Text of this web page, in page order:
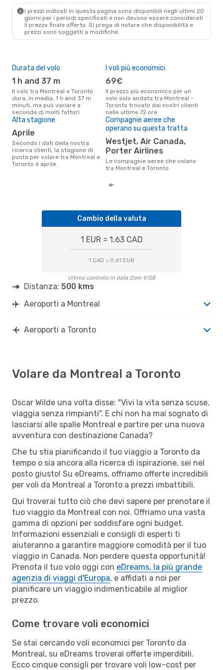
I prezzi indicati in questa pagina sono disponibili negli ultimi 20
giorni per i periodi specificati e non devono essere considerati
il ​​prezzo finale offerto. Si prega di notare che disponibilità e
prezzi sono soggetti a modifiche.
Durata del volo
1 h and 37 m
Il volo tra Montreal e Toronto
dura, in media, 1 h and 37 m
minuti, ma può variare a
seconda di molti fattori
I voli più economici
69€
Il prezzo più economico per un
volo solo andata tra Montreal -
Toronto trovato dai nostri clienti
nelle ultime 72 ore
Alta stagione
aprile
Secondo i dati della nostra
ricerca clienti, la stagione di
punta per volare tra Montreal e
Toronto è aprile .
Compagnie aeree che
operano su questa tratta
Westjet, Air Canada,
Porter Airlines
Le compagnie aeree che volano
tra Montreal e Toronto
Cambio della valuta
1 EUR = 1.63 CAD
1 CAD = 0.61 EUR
Ultimo controllo in data Dom 9/08
Distanza: 500 kms
Aeroporti a Montreal
Aeroporti a Toronto
Volare da Montreal a Toronto
Oscar Wilde una volta disse: "Vivi la vita senza scuse,
viaggia senza rimpianti". E chi non ha mai sognato di
lasciarsi alle spalle Montreal e partire per una nuova
avventura con destinazione Canada?
Che tu stia pianificando il tuo viaggio a Toronto da
tempo o sia ancora alla ricerca di ispirazione, sei nel
posto giusto! Su eDreams, offriamo offerte incredibili
per voli da Montreal a Toronto a prezzi imbattibili.
Qui troverai tutto ciò che devi sapere per prenotare il
tuo viaggio da Montreal con noi. Offriamo una vasta
gamma di opzioni per soddisfare ogni budget.
Informazioni essenziali e consigli di esperti ti
aiuteranno a garantire maggiore comodità per il tuo
viaggio in Canada. Non perdere questa opportunità!
Prenota il tuo volo oggi con eDreams, la più grande
agenzia di viaggi d'Europa, e affidati a noi per
pianificare un viaggio indimenticabile al miglior
prezzo.
Come trovare voli economici
Se stai cercando voli economici per Toronto da
Montreal, su eDreams troverai offerte imperdibili.
Ecco cinque consigli per trovare voli low-cost per